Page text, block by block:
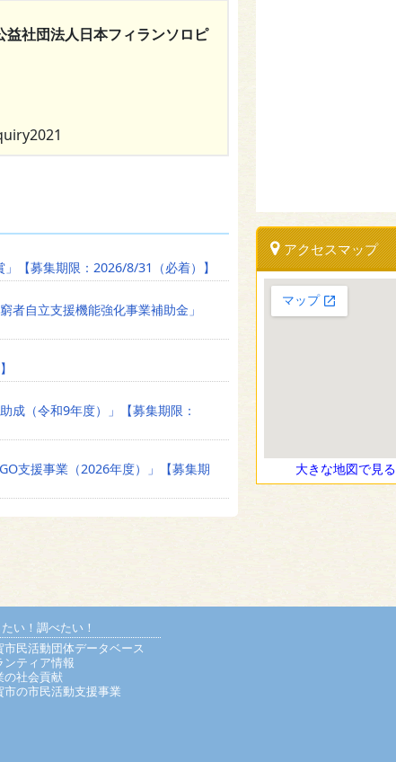
社団法人日本フィランソロピ
【募集期限：2026/8/31（必着）】
者自立支援機能強化事業補助金」
成（令和9年度）」【募集期限：
支援事業（2026年度）」【募集期
アクセスマップ
大きな地図で見る
い！調べたい！
市民活動団体データベース
ンティア情報
の社会貢献
市の市民活動支援事業